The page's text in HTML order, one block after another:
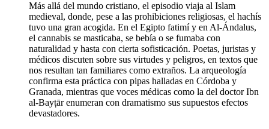
Más allá del mundo cristiano, el episodio viaja al Islam
medieval, donde, pese a las prohibiciones religiosas, el hachís
tuvo una gran acogida. En el Egipto fatimí y en Al-Ándalus,
el cannabis se masticaba, se bebía o se fumaba con
naturalidad y hasta con cierta sofisticación. Poetas, juristas y
médicos discuten sobre sus virtudes y peligros, en textos que
nos resultan tan familiares como extraños. La arqueología
confirma esta práctica con pipas halladas en Córdoba y
Granada, mientras que voces médicas como la del doctor Ibn
al-Bayṭār enumeran con dramatismo sus supuestos efectos
devastadores.